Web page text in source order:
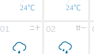
24℃ 24℃
二十
01 廿一
02